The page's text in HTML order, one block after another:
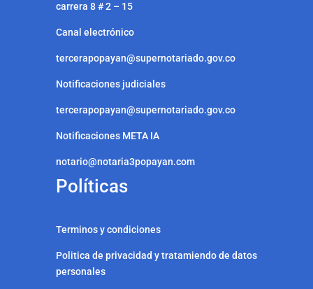
carrera 8 # 2 – 15
Canal electrónico
tercerapopayan@supernotariado.gov.co
Notificaciones judiciales
tercerapopayan@supernotariado.gov.co
Notificaciones META IA
notario@notaria3popayan.com
Políticas
Terminos y condiciones
Politica de privacidad y tratamiendo de datos
personales